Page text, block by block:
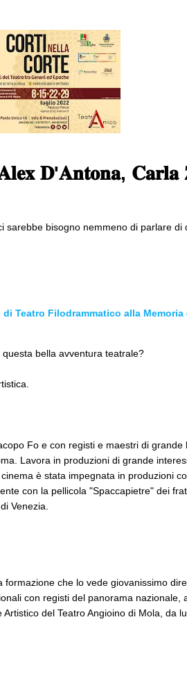
𝐃'𝐀𝐧𝐭𝐨𝐧𝐚, 𝐂𝐚𝐫𝐥𝐚
bisogno nemmeno di parlare di
Teatro Filodrammatico alla Memoria
bella avventura teatrale?
Fo e con registi e maestri di grande
Lavora in produzioni di grande
è stata impegnata in produzioni
con la pellicola "Spaccapietre" dei
Venezia.
che lo vede giovanissimo
con registi del panorama nazionale,
del Teatro Angioino di Mola, da